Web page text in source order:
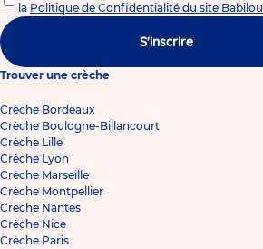
la Politique de Confidentialité du site Babilou
S'inscrire
Trouver une crèche
Crèche Bordeaux
Crèche Boulogne-Billancourt
Crèche Lille
Crèche Lyon
Crèche Marseille
Crèche Montpellier
Crèche Nantes
Crèche Nice
Crèche Paris